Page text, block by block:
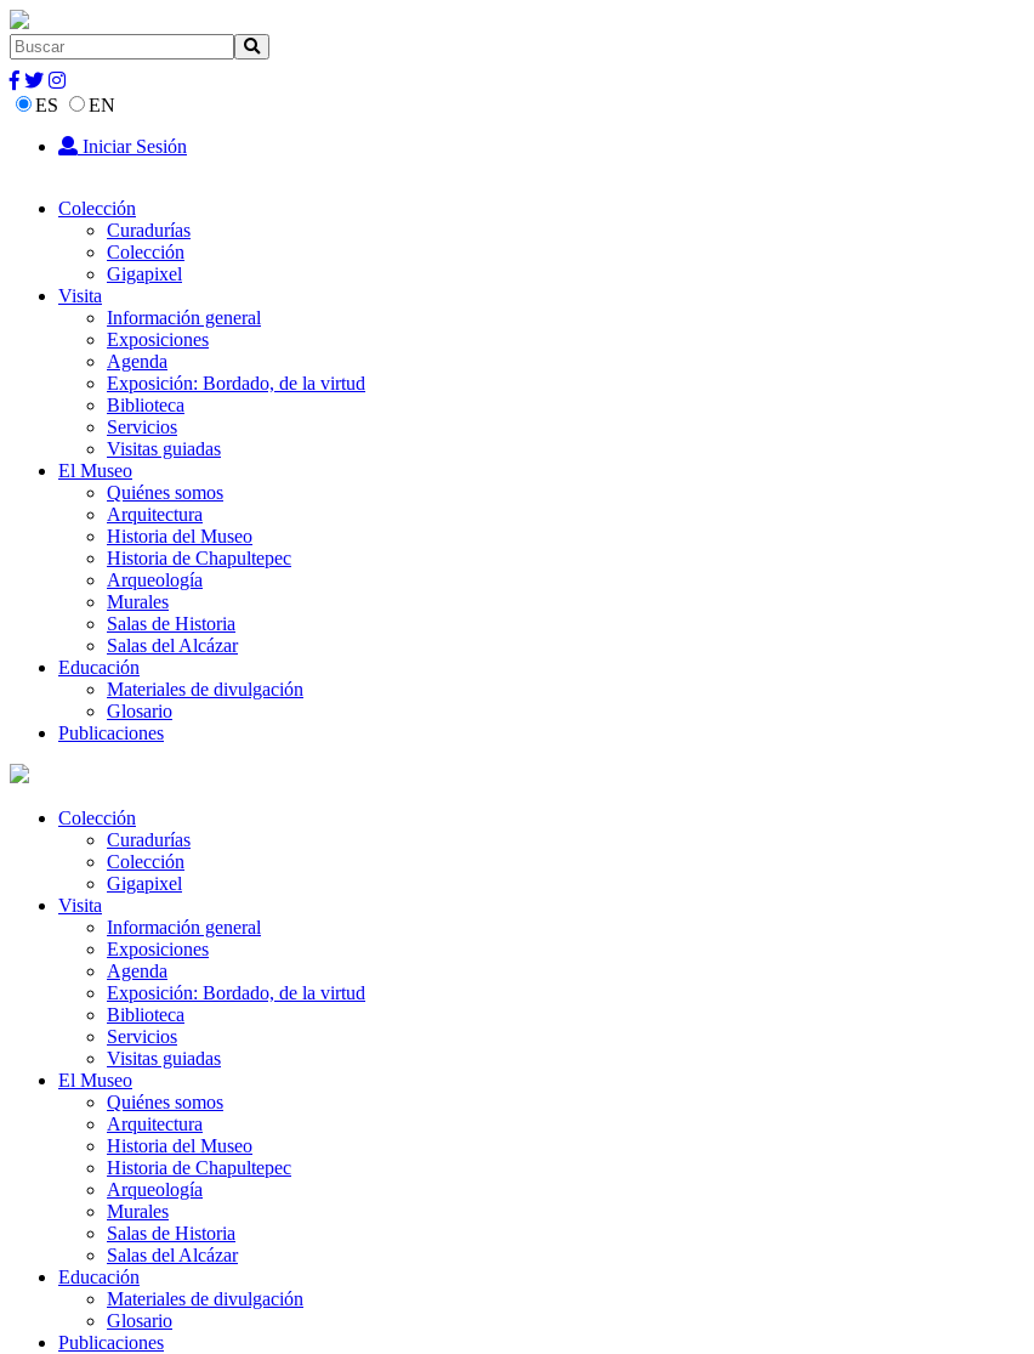
ES
EN
Iniciar Sesión
Colección
Curadurías
Colección
Gigapixel
Visita
Información general
Exposiciones
Agenda
Exposición: Bordado, de la virtud
Biblioteca
Servicios
Visitas guiadas
El Museo
Quiénes somos
Arquitectura
Historia del Museo
Historia de Chapultepec
Arqueología
Murales
Salas de Historia
Salas del Alcázar
Educación
Materiales de divulgación
Glosario
Publicaciones
Colección
Curadurías
Colección
Gigapixel
Visita
Información general
Exposiciones
Agenda
Exposición: Bordado, de la virtud
Biblioteca
Servicios
Visitas guiadas
El Museo
Quiénes somos
Arquitectura
Historia del Museo
Historia de Chapultepec
Arqueología
Murales
Salas de Historia
Salas del Alcázar
Educación
Materiales de divulgación
Glosario
Publicaciones